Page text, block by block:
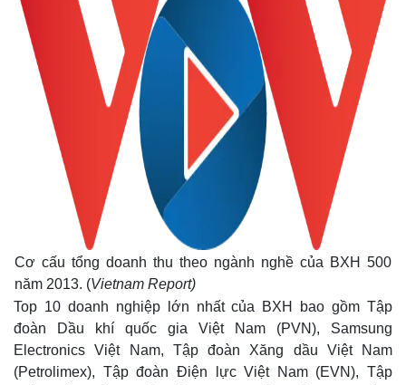
Cơ cấu tổng doanh thu theo ngành nghề của BXH 500
năm 2013. (Vietnam Report)
Top 10 doanh nghiệp lớn nhất của BXH bao gồm Tập
đoàn Dầu khí quốc gia Việt Nam (PVN), Samsung
Electronics Việt Nam, Tập đoàn Xăng dầu Việt Nam
(Petrolimex), Tập đoàn Điện lực Việt Nam (EVN), Tập